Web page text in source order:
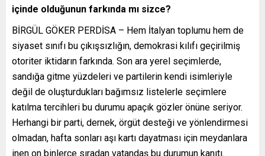
içinde olduğunun farkında mı sizce?
BİRGÜL GÖKER PERDİSA – Hem İtalyan toplumu hem de
siyaset sınıfı bu çıkışsızlığın, demokrasi kılıfı geçirilmiş
otoriter iktidarın farkında. Son ara yerel seçimlerde,
sandığa gitme yüzdeleri ve partilerin kendi isimleriyle
değil de oluşturdukları bağımsız listelerle seçimlere
katılma tercihleri bu durumu apaçık gözler önüne seriyor.
Herhangi bir parti, dernek, örgüt desteği ve yönlendirmesi
olmadan, hafta sonları aşı kartı dayatması için meydanlara
inen on binlerce sıradan vatandaş bu durumun kanıtı.